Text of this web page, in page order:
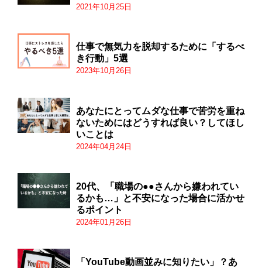
2021年10月25日
仕事で無気力を脱却するために「するべ
き行動」5選
2023年10月26日
あなたにとってムダな仕事で苦労を重ね
ないためにはどうすれば良い？してほし
いことは
2024年04月24日
20代、「職場の●●さんから嫌われてい
るかも…」と不安になった場合に活かせ
るポイント
2024年01月26日
「YouTube動画並みに知りたい」？あ